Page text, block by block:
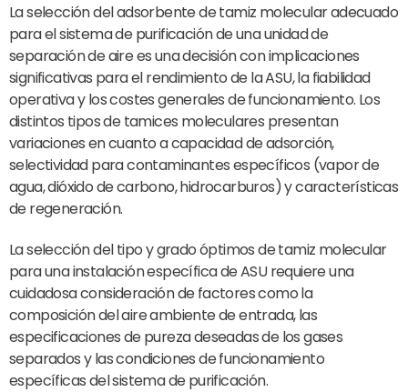
La selección del adsorbente de tamiz molecular adecuado
para el sistema de purificación de una unidad de
separación de aire es una decisión con implicaciones
significativas para el rendimiento de la ASU, la fiabilidad
operativa y los costes generales de funcionamiento. Los
distintos tipos de tamices moleculares presentan
variaciones en cuanto a capacidad de adsorción,
selectividad para contaminantes específicos (vapor de
agua, dióxido de carbono, hidrocarburos) y características
de regeneración.
La selección del tipo y grado óptimos de tamiz molecular
para una instalación específica de ASU requiere una
cuidadosa consideración de factores como la
composición del aire ambiente de entrada, las
especificaciones de pureza deseadas de los gases
separados y las condiciones de funcionamiento
específicas del sistema de purificación.